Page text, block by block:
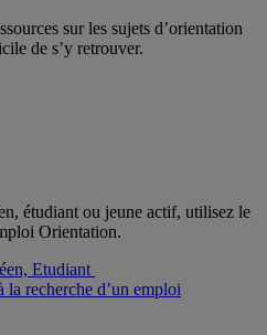
sur les sujets d’orientation
de s’y retrouver.
étudiant ou jeune actif, utilisez le
Orientation.
Etudiant
la recherche d’un emploi